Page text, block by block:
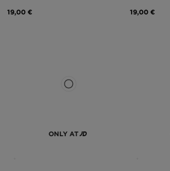
19,00 € 19,00 €
ONLY AT